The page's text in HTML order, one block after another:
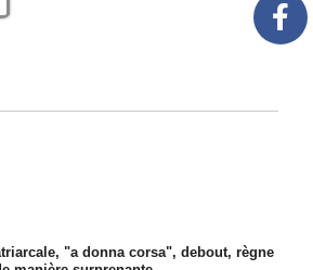
"a donna corsa", debout, règne